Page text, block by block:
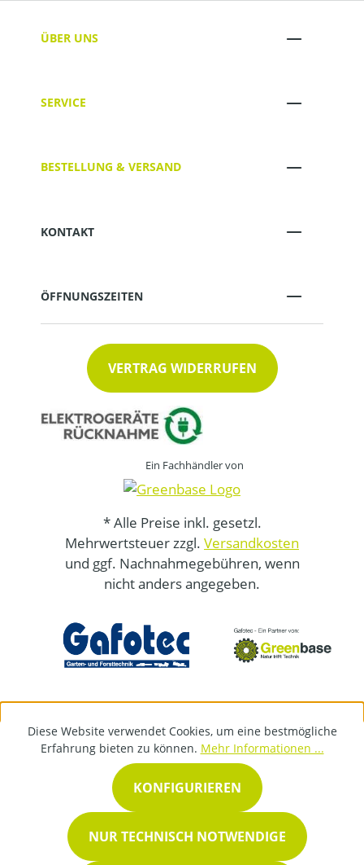
ÜBER UNS
SERVICE
BESTELLUNG & VERSAND
KONTAKT
ÖFFNUNGSZEITEN
VERTRAG WIDERRUFEN
Ein Fachhändler von
* Alle Preise inkl. gesetzl.
Mehrwertsteuer zzgl. Versandkosten
und ggf. Nachnahmegebühren, wenn
nicht anders angegeben.
Diese Website verwendet Cookies, um eine bestmögliche
Erfahrung bieten zu können. Mehr Informationen ...
NUR TECHNISCH NOTWENDIGE
KONFIGURIEREN